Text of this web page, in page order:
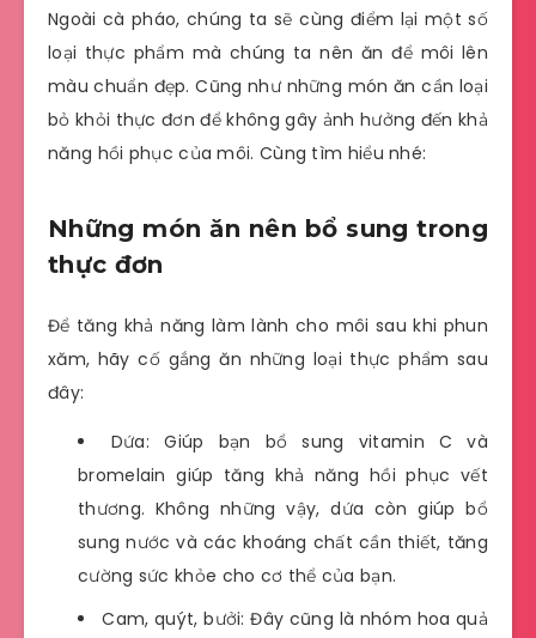
Ngoài cà pháo, chúng ta sẽ cùng điểm lại một số
loại thực phẩm mà chúng ta nên ăn để môi lên
màu chuẩn đẹp. Cũng như những món ăn cần loại
bỏ khỏi thực đơn để không gây ảnh hưởng đến khả
năng hồi phục của môi. Cùng tìm hiểu nhé:
Những món ăn nên bổ sung trong
thực đơn
Để tăng khả năng làm lành cho môi sau khi phun
xăm, hãy cố gắng ăn những loại thực phẩm sau
đây:
Dứa: Giúp bạn bổ sung vitamin C và
bromelain giúp tăng khả năng hồi phục vết
thương. Không những vậy, dứa còn giúp bổ
sung nước và các khoáng chất cần thiết, tăng
cường sức khỏe cho cơ thể của bạn.
Cam, quýt, bưởi: Đây cũng là nhóm hoa quả